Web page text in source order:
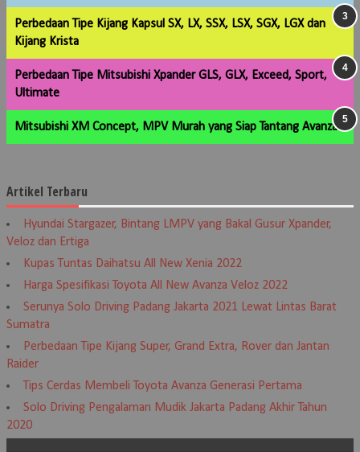
Perbedaan Tipe Kijang Kapsul SX, LX, SSX, LSX, SGX, LGX dan
Kijang Krista
Perbedaan Tipe Mitsubishi Xpander GLS, GLX, Exceed, Sport,
Ultimate
Mitsubishi XM Concept, MPV Murah yang Siap Tantang Avanza
Artikel Terbaru
Hyundai Stargazer, Bintang LMPV yang Bakal Gusur Xpander,
Veloz dan Ertiga
Kupas Tuntas Daihatsu All New Xenia 2022
Harga Spesifikasi Toyota All New Avanza Veloz 2022
Serunya Solo Driving Padang Jakarta 2021 Lewat Lintas Barat
Sumatra
Perbedaan Tipe Kijang Super, Grand Extra, Rover dan Jantan
Raider
Tips Cerdas Membeli Toyota Avanza Generasi Pertama
Solo Driving Pengalaman Mudik Jakarta Padang Akhir Tahun
2020